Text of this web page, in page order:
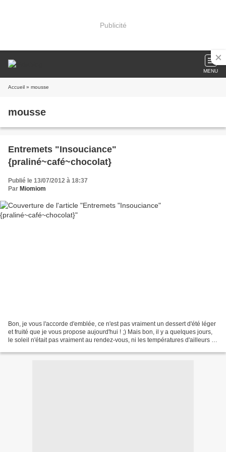
Publicité
MENU
Accueil » mousse
mousse
Entremets "Insouciance"
{praliné~café~chocolat}
Publié le 13/07/2012 à 18:37
Par Miomiom
Bon, je vous l'accorde d'emblée, ce n'est pas vraiment un dessert d'été léger
et fruité que je vous propose aujourd'hui ! ;) Mais bon, il y a quelques jours,
le soleil n'était pas vraiment au rendez-vous, ni les températures d'ailleurs !